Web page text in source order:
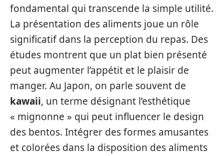
fondamental qui transcende la simple utilité.
La présentation des aliments joue un rôle
significatif dans la perception du repas. Des
études montrent que un plat bien présenté
peut augmenter l’appétit et le plaisir de
manger. Au Japon, on parle souvent de
kawaii, un terme désignant l’esthétique
« mignonne » qui peut influencer le design
des bentos. Intégrer des formes amusantes
et colorées dans la disposition des aliments